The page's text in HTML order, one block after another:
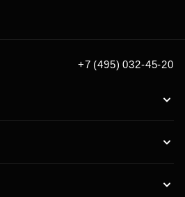
+7 (495) 032-45-20